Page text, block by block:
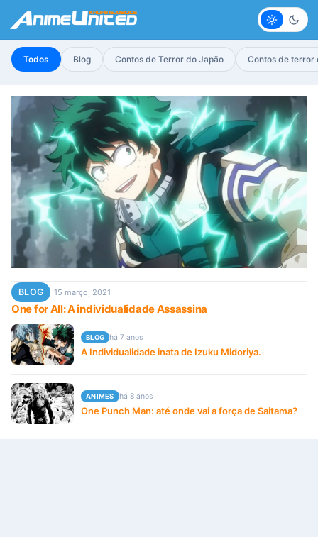
Claro
Todos Blog Contos de Terror do Japão Contos de terror
BLOG 15 março, 2021
One for All: A individualidade Assassina
BLOG há 7 anos
A Individualidade inata de Izuku Midoriya.
ANIMES há 8 anos
One Punch Man: até onde vai a força de Saitama?